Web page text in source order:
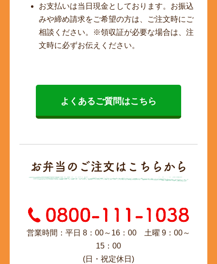
お支払いは当日現金としております。お振込
みや締め請求をご希望の方は、ご注文時にご
相談ください。※領収証が必要な場合は、注
文時に必ずお伝えください。
よくあるご質問はこちら
お弁当のご注文はこちらから
営業時間：平日 8：00～16：00 土曜 9：00～
15：00
(日・祝定休日)